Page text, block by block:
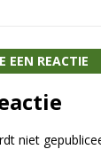
EEN REACTIE
niet